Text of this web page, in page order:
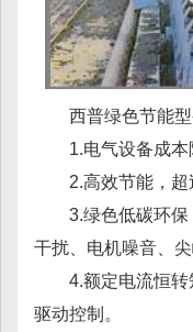
西普绿色节能型
1.电气设备成本
2.高效节能，超
3.绿色低碳环保
干扰、电机噪音、尖
4.额定电流恒转
驱动控制。